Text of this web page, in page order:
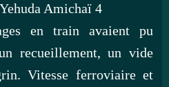
Amichaï 4
en train avaient pu
recueillement, un vide
Vitesse ferroviaire et